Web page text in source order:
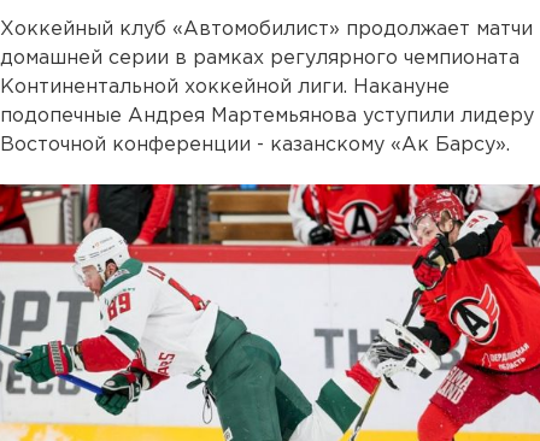
Хоккейный клуб «Автомобилист» продолжает матчи
домашней серии в рамках регулярного чемпионата
Континентальной хоккейной лиги. Накануне
подопечные Андрея Мартемьянова уступили лидеру
Восточной конференции - казанскому «Ак Барсу».